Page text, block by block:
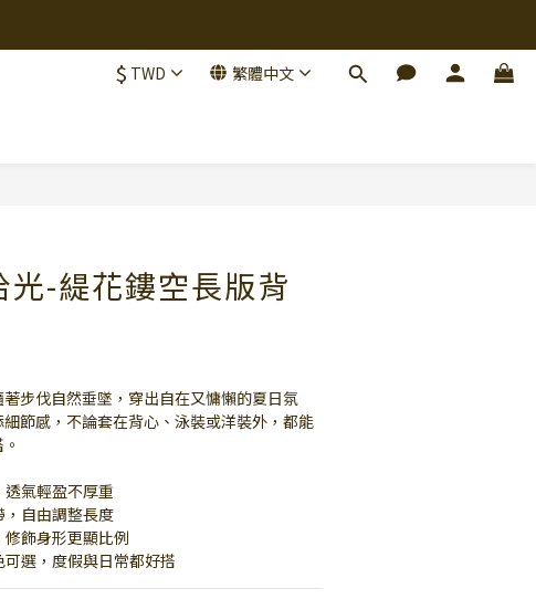
$ TWD 繁體中文
光-緹花鏤空長版背
步伐自然垂墜，穿出自在又慵懶的夏日氛
節感，不論套在背心、泳裝或洋裝外，都能
氣輕盈不厚重
自由調整長度
飾身形更顯比例
選，度假與日常都好搭